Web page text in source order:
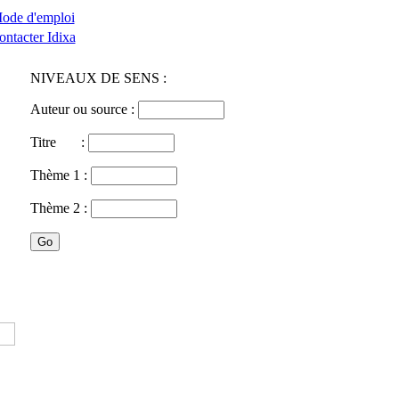
d'emploi
Idixa
NIVEAUX DE SENS :
Auteur ou source :
Titre :
Thème 1 :
Thème 2 :